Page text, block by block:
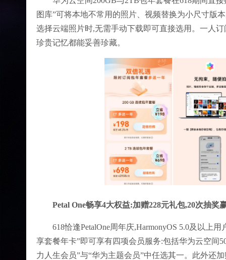
图库”可将本地不常用的照片、视频替换为小尺寸版
选择云端照片时,无需手动下载即可直接选用。一人
珍贵记忆都能妥善珍藏。
Petal One畅享4大权益:加赠228元礼包,20次抽奖
618恰逢PetalOne周年庆,HarmonyOS 5.0及以上
享套餐年卡”即可享有四项会员服务:包括华为云空间
力人生会员”与“华为主题会员”中任选其一。此外还